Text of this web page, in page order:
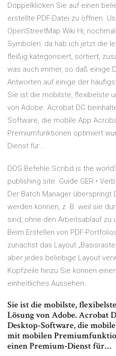
Doppelklicken Sie auf einen
erstellte PDF-Datei zu öffnen.
OpenStreetMap Wiki Hi,
Symbolen: da hab ich jetzt die
fleißig kategorisiert, sortiert,
was auch immer, so daß einige
Antworten auf einige der
Sie ist die mobilste, flexibelste
von Adobe. Acrobat DC
Software, die mobile App
Premiumfunktionen optimiert
Dienst für…
DOS Befehle Scribd is the
publishing site. Guide GER •
Der Batch Manager
werden können, z. B. weil sie
sind, ohne den Arbeitsablauf zu
Beim Erstellen von PDF-
zunächst das Layout
aber jedes beliebige Layout
Kopfzeile hinzu Sie können
einheitliches Aussehen…
Sie ist die mobilste,
Lösung von Adobe. Acrobat
Desktop-Software, die
mit mobilen
einen Premium-Dienst für…